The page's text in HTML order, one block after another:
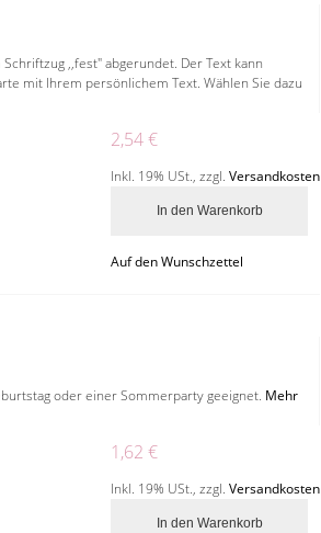
,,fest" abgerundet. Der Text kann
mit Ihrem persönlichem Text. Wählen Sie dazu
2,54 €
Inkl. 19% USt., zzgl. Versandkosten
In den Warenkorb
Auf den Wunschzettel
oder einer Sommerparty geeignet. Mehr
1,62 €
Inkl. 19% USt., zzgl. Versandkosten
In den Warenkorb